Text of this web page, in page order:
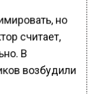
но
считает,
В
возбудили